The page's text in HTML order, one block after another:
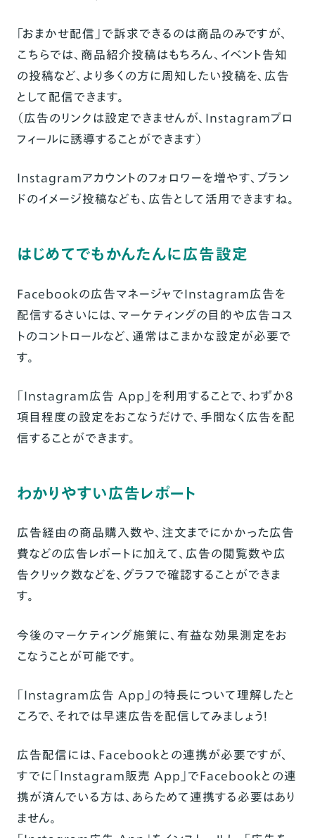
「おまかせ配信」で訴求できるのは商品のみですが、
こちらでは、商品紹介投稿はもちろん、イベント告知
の投稿など、より多くの方に周知したい投稿を、広告
として配信できます。
（広告のリンクは設定できませんが、Instagramプロ
フィールに誘導することができます）
Instagramアカウントのフォロワーを増やす、ブラン
ドのイメージ投稿なども、広告として活用できますね。
はじめてでもかんたんに広告設定
Facebookの広告マネージャでInstagram広告を
配信するさいには、マーケティングの目的や広告コス
トのコントロールなど、通常はこまかな設定が必要で
す。
「Instagram広告 App」を利用することで、わずか8
項目程度の設定をおこなうだけで、手間なく広告を配
信することができます。
わかりやすい広告レポート
広告経由の商品購入数や、注文までにかかった広告
費などの広告レポートに加えて、広告の閲覧数や広
告クリック数などを、グラフで確認することができま
す。
今後のマーケティング施策に、有益な効果測定をお
こなうことが可能です。
「Instagram広告 App」の特長について理解したと
ころで、それでは早速広告を配信してみましょう！
広告配信には、Facebookとの連携が必要ですが、
すでに「Instagram販売 App 」でFacebookとの連
携が済んでいる方は、あらためて連携する必要はあり
ません。